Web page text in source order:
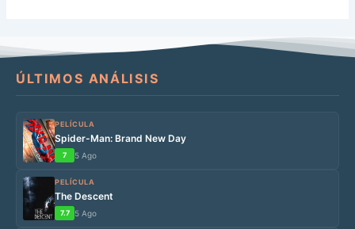
ÚLTIMOS ANÁLISIS
PELÍCULA
Spider-Man: Brand New Day
7 5 Ago
PELÍCULA
The Descent
7.7 5 Ago